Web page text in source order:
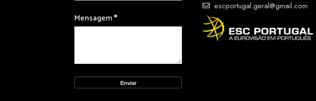
Mensagem*
escportugal.geral@gmail.com